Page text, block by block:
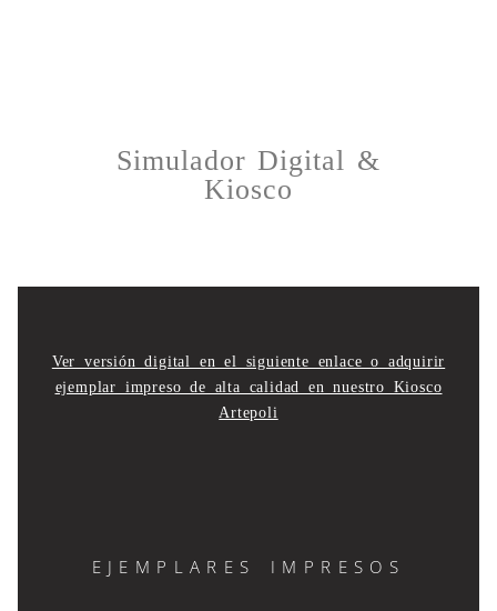
Simulador Digital &
Kiosco
Ver versión digital en el siguiente enlace o adquirir
ejemplar impreso de alta calidad en nuestro Kiosco
Artepoli
EJEMPLARES IMPRESOS